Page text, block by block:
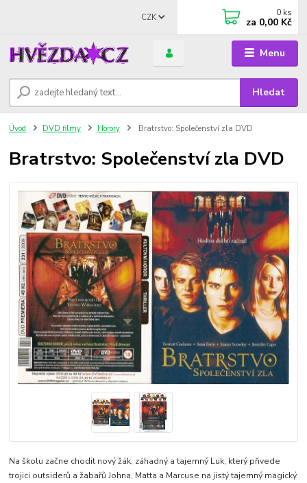
Menu
CZK
Hledat
0 ks
za 0,00 Kč
Úvod DVD filmy Horory Bratrstvo: Společenství zla DVD
Bratrstvo: Společenství zla DVD
Na školu začne chodit nový žák, záhadný a tajemný Luk, který přivede
trojici outsiderů a žabařů Johna, Matta a Marcuse na jistý tajemný magický